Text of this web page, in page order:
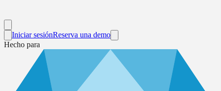
Iniciar sesiónReserva una demo
Hecho para